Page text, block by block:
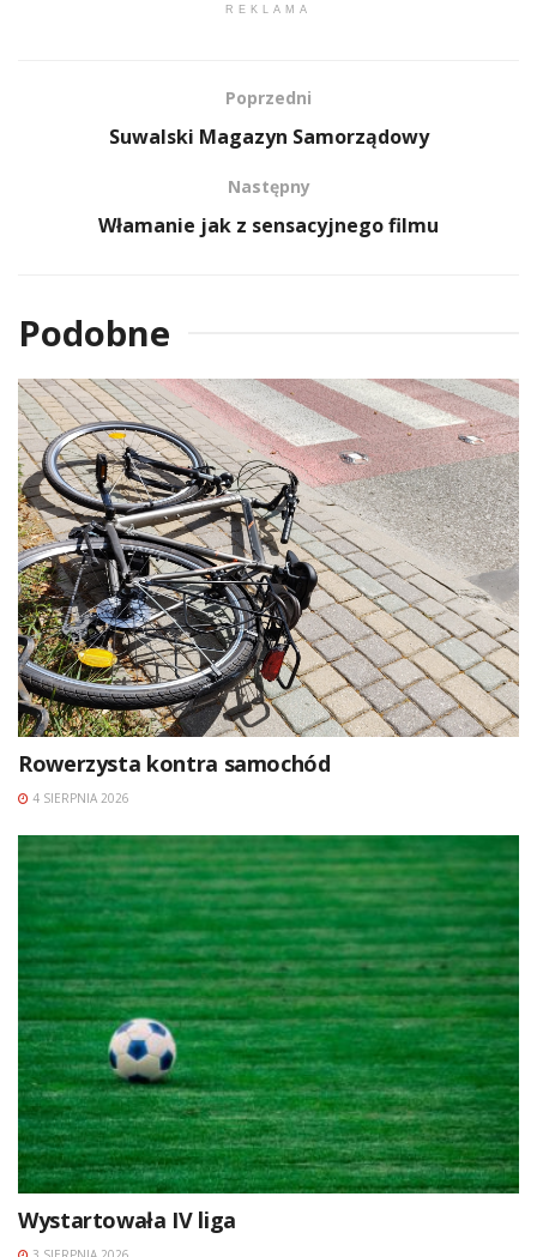
REKLAMA
Poprzedni
Suwalski Magazyn Samorządowy
Następny
Włamanie jak z sensacyjnego filmu
Podobne
Rowerzysta kontra samochód
4 SIERPNIA 2026
Wystartowała IV liga